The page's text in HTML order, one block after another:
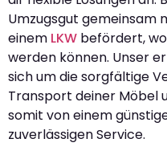
Umzugsgut gemeinsam
einem LKW befördert,
werden können. Unser
sich um die sorgfältige
Transport deiner Möbel
somit von einem
zuverlässigen Service.